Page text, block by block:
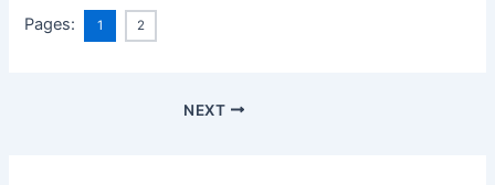
Pages: 1 2
NEXT